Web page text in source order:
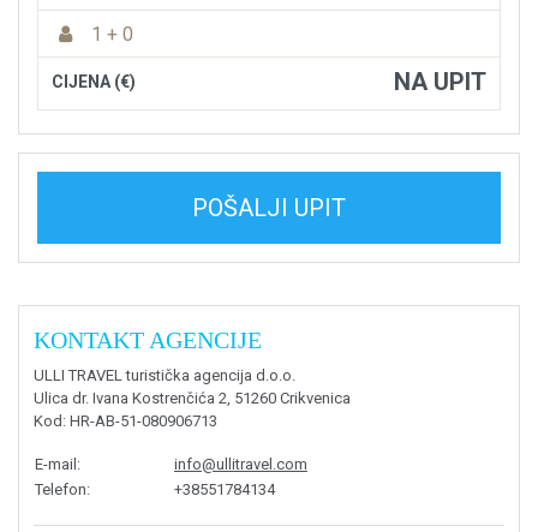
1 + 0
CIJENA (€) NA UPIT
POŠALJI UPIT
KONTAKT AGENCIJE
ULLI TRAVEL turistička agencija d.o.o.
Ulica dr. Ivana Kostrenčića 2, 51260 Crikvenica
Kod : HR-AB-51-080906713
E-mail :
info@ullitravel.com
Telefon: +38551784134